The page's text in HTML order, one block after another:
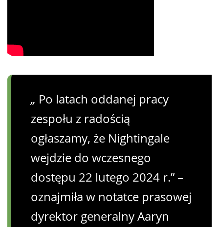
„ Po latach oddanej pracy
zespołu z radością
ogłaszamy, że Nightingale
wejdzie do wczesnego
dostępu 22 lutego 2024 r.” –
oznajmiła w notatce prasowej
dyrektor generalny Aaryn